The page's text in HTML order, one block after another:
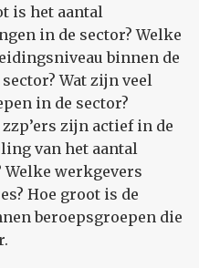
is het aantal
in de sector? Welke
binnen de
Wat zijn veel
in de sector?
zijn actief in de
van het aantal
Welke werkgevers
Hoe groot is de
beroepsgroepen die